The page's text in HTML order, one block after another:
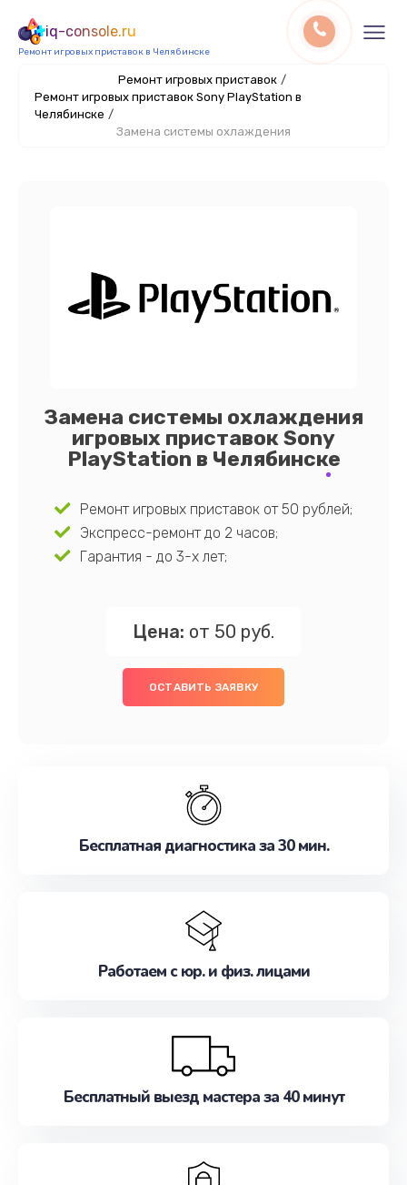
iq-console.ru
Ремонт игровых приставок в Челябинске
Ремонт игровых приставок /
Ремонт игровых приставок Sony PlayStation в
Челябинске /
Замена системы охлаждения
Замена системы охлаждения
игровых приставок Sony
PlayStation в Челябинске
Ремонт игровых приставок от 50 рублей;
Экспресс-ремонт до 2 часов;
Гарантия - до 3-х лет;
Цена: от 50 руб.
ОСТАВИТЬ ЗАЯВКУ
Бесплатная диагностика за 30 мин.
Работаем с юр. и физ. лицами
Бесплатный выезд мастера за 40 минут